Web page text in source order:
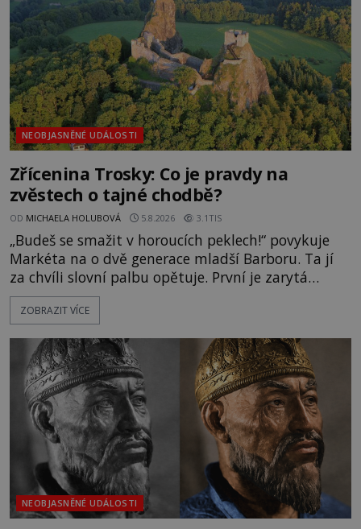
NEOBJASNĚNÉ UDÁLOSTI
Zřícenina Trosky: Co je pravdy na
zvěstech o tajné chodbě?
OD MICHAELA HOLUBOVÁ 5.8.2026 3.1TIS
„Budeš se smažit v horoucích peklech!“ povykuje
Markéta na o dvě generace mladší Barboru. Ta jí
za chvíli slovní palbu opětuje. První je zarytá
katolička, druhá přesvědčená kališnice. A každá z
nich se usídlí na jedné z věží slavného hradu
mezi vůdce protihusitského boje. Za manželku má
skutečně jistou
ZOBRAZIT VÍCE
NEOBJASNĚNÉ UDÁLOSTI